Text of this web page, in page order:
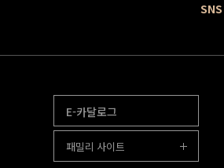
SNS
E-카달로그
패밀리 사이트